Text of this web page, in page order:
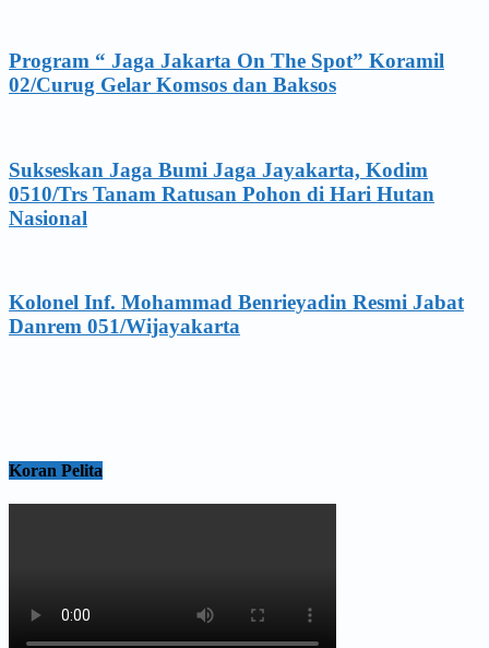
Program “ Jaga Jakarta On The Spot” Koramil
02/Curug Gelar Komsos dan Baksos
Sukseskan Jaga Bumi Jaga Jayakarta, Kodim
0510/Trs Tanam Ratusan Pohon di Hari Hutan
Nasional
Kolonel Inf. Mohammad Benrieyadin Resmi Jabat
Danrem 051/Wijayakarta
Koran Pelita